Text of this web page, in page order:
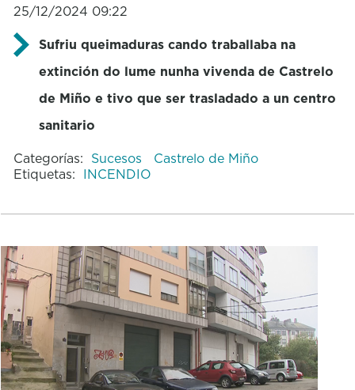
25/12/2024 09:22
Sufriu queimaduras cando traballaba na
extinción do lume nunha vivenda de Castrelo
de Miño e tivo que ser trasladado a un centro
sanitario
Categorías: Sucesos
Castrelo de Miño
Etiquetas: INCENDIO